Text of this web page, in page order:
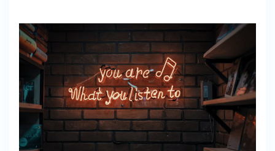
BESTELLEN?
DE
4
REDENEN
UITGELICHT!